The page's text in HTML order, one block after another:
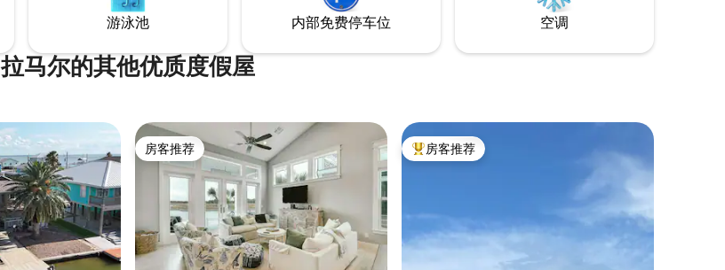
游泳池 内部免费停车位 空调
拉马尔的其他优质度假屋
房客推荐
房客推荐 热门「房客推荐」
房客推荐